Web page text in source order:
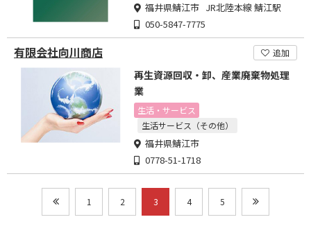
福井県鯖江市 JR北陸本線 鯖江駅
050-5847-7775
有限会社向川商店 追加
再生資源回収・卸、産業廃棄物処理
業
生活・サービス
生活サービス（その他）
福井県鯖江市
0778-51-1718
1 2 3 4 5